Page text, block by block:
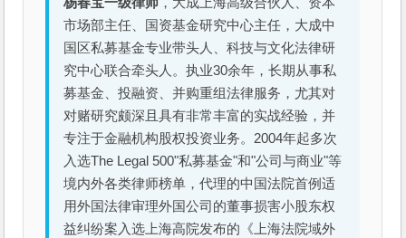
市场部主任、国资基金研究中心主任，大成中
国区私募基金专业带头人、科技与文化法律研
究中心联合牵头人。执业30余年，长期从事私
募基金、投融资、并购重组法律服务，尤其对
对赌研究颇深且具有非常丰富的实战经验，并
专注于金融机构股权投资业务。2004年起多次
入选The Legal 500"私募基金"和"公司与商业"等
境内外各类律师榜单，代理的中国法院首例适
用外国法律审理外国公司的董事损害小股东权
益纠纷案入选上海高院发布的《上海法院域外